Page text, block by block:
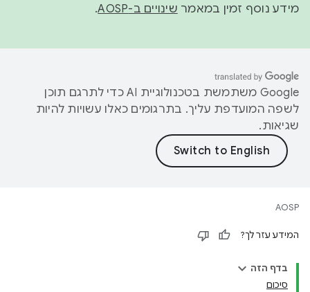
מידע נוסף זמין במאמר שינויים ב-AOSP .
‫Google משתמשת בטכנולוגיית AI כדי לתרגם תוכן
לשפה המועדפת עליך. בתרגומים כאלו עשויות להיות
שגיאות.
AOSP
המידע עזר לך?
בדף הזה
סיכום